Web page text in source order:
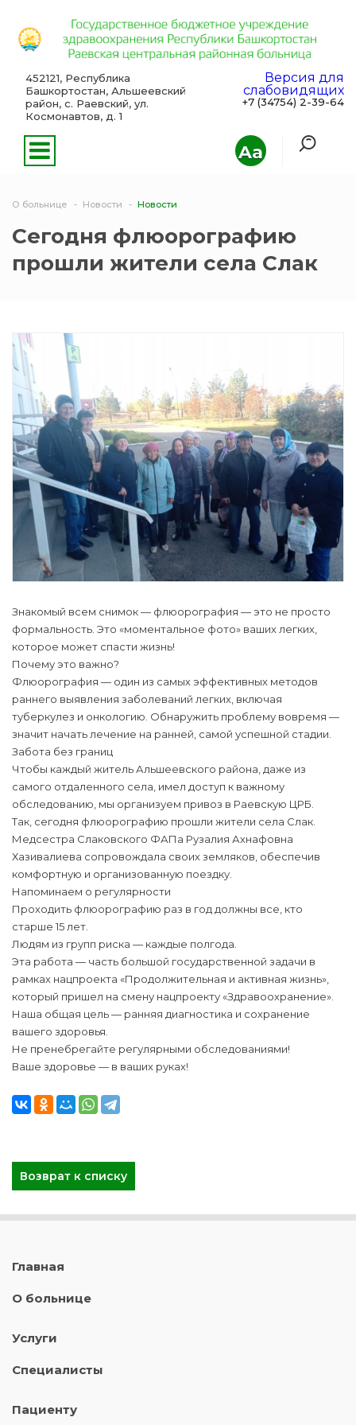
Aa
452121, Республика
Башкортостан, Альшеевский
район, с. Раевский, ул.
Космонавтов, д. 1
Версия для
слабовидящих
+7 (34754) 2-39-64
О больнице Новости Новости
Сегодня флюорографию
прошли жители села Слак
Знакомый всем снимок — флюорография — это не просто
формальность. Это «моментальное фото» ваших легких,
которое может спасти жизнь!
Почему это важно?
Флюорография — один из самых эффективных методов
раннего выявления заболеваний легких, включая
туберкулез и онкологию. Обнаружить проблему вовремя —
значит начать лечение на ранней, самой успешной стадии.
Забота без границ
Чтобы каждый житель Альшеевского района, даже из
самого отдаленного села, имел доступ к важному
обследованию, мы организуем привоз в Раевскую ЦРБ.
Так, сегодня флюорографию прошли жители села Слак.
Медсестра Слаковского ФАПа Рузалия Ахнафовна
Хазивалиева сопровождала своих земляков, обеспечив
комфортную и организованную поездку.
Напоминаем о регулярности
Проходить флюорографию раз в год должны все, кто
старше 15 лет.
Людям из групп риска — каждые полгода.
Эта работа — часть большой государственной задачи в
рамках нацпроекта «Продолжительная и активная жизнь»,
который пришел на смену нацпроекту «Здравоохранение».
Наша общая цель — ранняя диагностика и сохранение
вашего здоровья.
Не пренебрегайте регулярными обследованиями!
Ваше здоровье — в ваших руках!
Возврат к списку
Главная
О больнице
Услуги
Специалисты
Пациенту